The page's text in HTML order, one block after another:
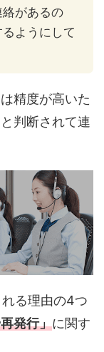
があるの
ようにして
精度が高いた
判断されて連
る理由の4つ
発行」に関す